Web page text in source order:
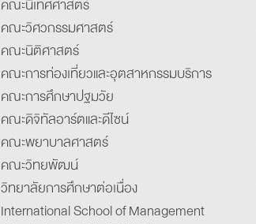
คณะนิเทศศาสตร์
คณะวิศวกรรมศาสตร์
คณะนิติศาสตร์
คณะการท่องเที่ยวและอุตสาหกรรมบริการ
คณะการศึกษาปฐมวัย
คณะดิจิทัลอาร์ตและดีไซน์
คณะพยาบาลศาสตร์
คณะวิทยพัฒน์
วิทยาลัยการศึกษาต่อเนื่อง
International School of Management